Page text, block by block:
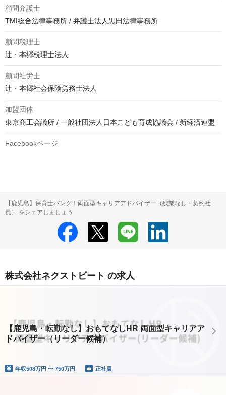
顧問弁護士
TMI総合法律事務所 / 弁護士法人黒田法律事務所
顧問税理士
辻・本郷税理士法人
顧問社労士
辻・本郷社会保険労務士法人
加盟団体
東京商工会議所 / 一般社団法人日本こども育成協議会 / 新経済連盟
Facebookページ
【鹿児島】保育士バンク！両面型キャリアアドバイザー（残業なし・契約社
員） をシェアしましょう
株式会社ネクストビート の求人
【鹿児島・転勤なし】おもてなしHR 両面型キャリアア
ドバイザー（リーダー候補）
年収508万円 〜 750万円 正社員